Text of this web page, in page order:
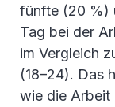
fünfte (20 %)
Tag bei der
im Vergleich
(18–24). Das
wie die Arbeit